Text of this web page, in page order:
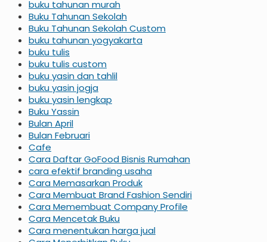
buku tahunan murah
Buku Tahunan Sekolah
Buku Tahunan Sekolah Custom
buku tahunan yogyakarta
buku tulis
buku tulis custom
buku yasin dan tahlil
buku yasin jogja
buku yasin lengkap
Buku Yassin
Bulan April
Bulan Februari
Cafe
Cara Daftar GoFood Bisnis Rumahan
cara efektif branding usaha
Cara Memasarkan Produk
Cara Membuat Brand Fashion Sendiri
Cara Memembuat Company Profile
Cara Mencetak Buku
Cara menentukan harga jual